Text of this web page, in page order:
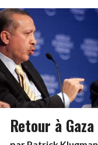
Retour à Gaza